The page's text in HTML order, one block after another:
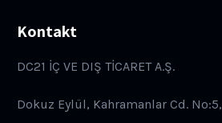
Kontakt
DC21 İÇ VE DIŞ TİCARET A.Ş.
Dokuz Eylül, Kahramanlar Cd. No:5,